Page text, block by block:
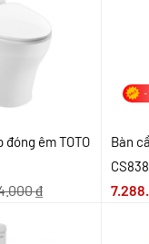
êm TOTO
₫
Bàn